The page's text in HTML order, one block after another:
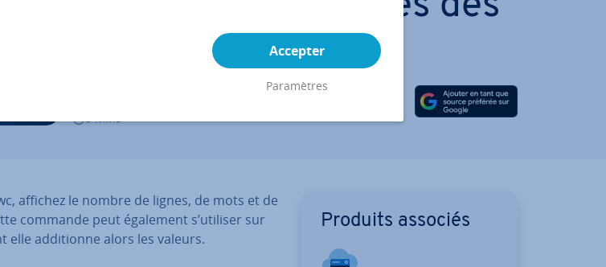
3 mins
Partager sur Facebook
Partager sur Twitter
Partager sur LinkedIn
affichez le nombre de lignes, de mots et de
commande peut également s’utiliser sur
elle ad­di­tionne alors les valeurs.
Produits associés
Accepter
Paramètres